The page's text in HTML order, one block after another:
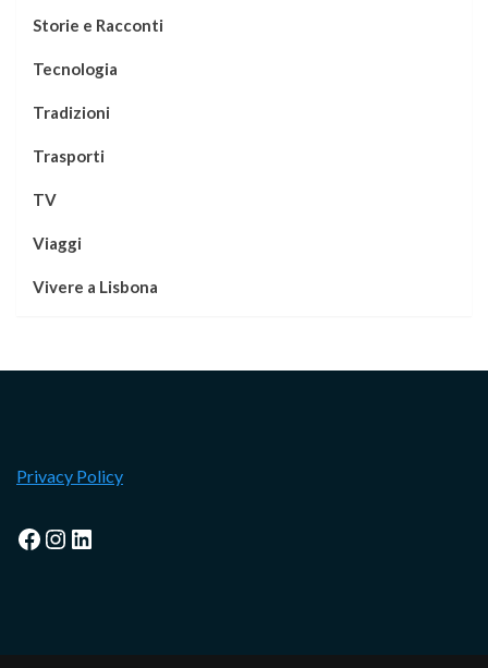
Storie e Racconti
Tecnologia
Tradizioni
Trasporti
TV
Viaggi
Vivere a Lisbona
Privacy Policy
Facebook
Instagram
LinkedIn